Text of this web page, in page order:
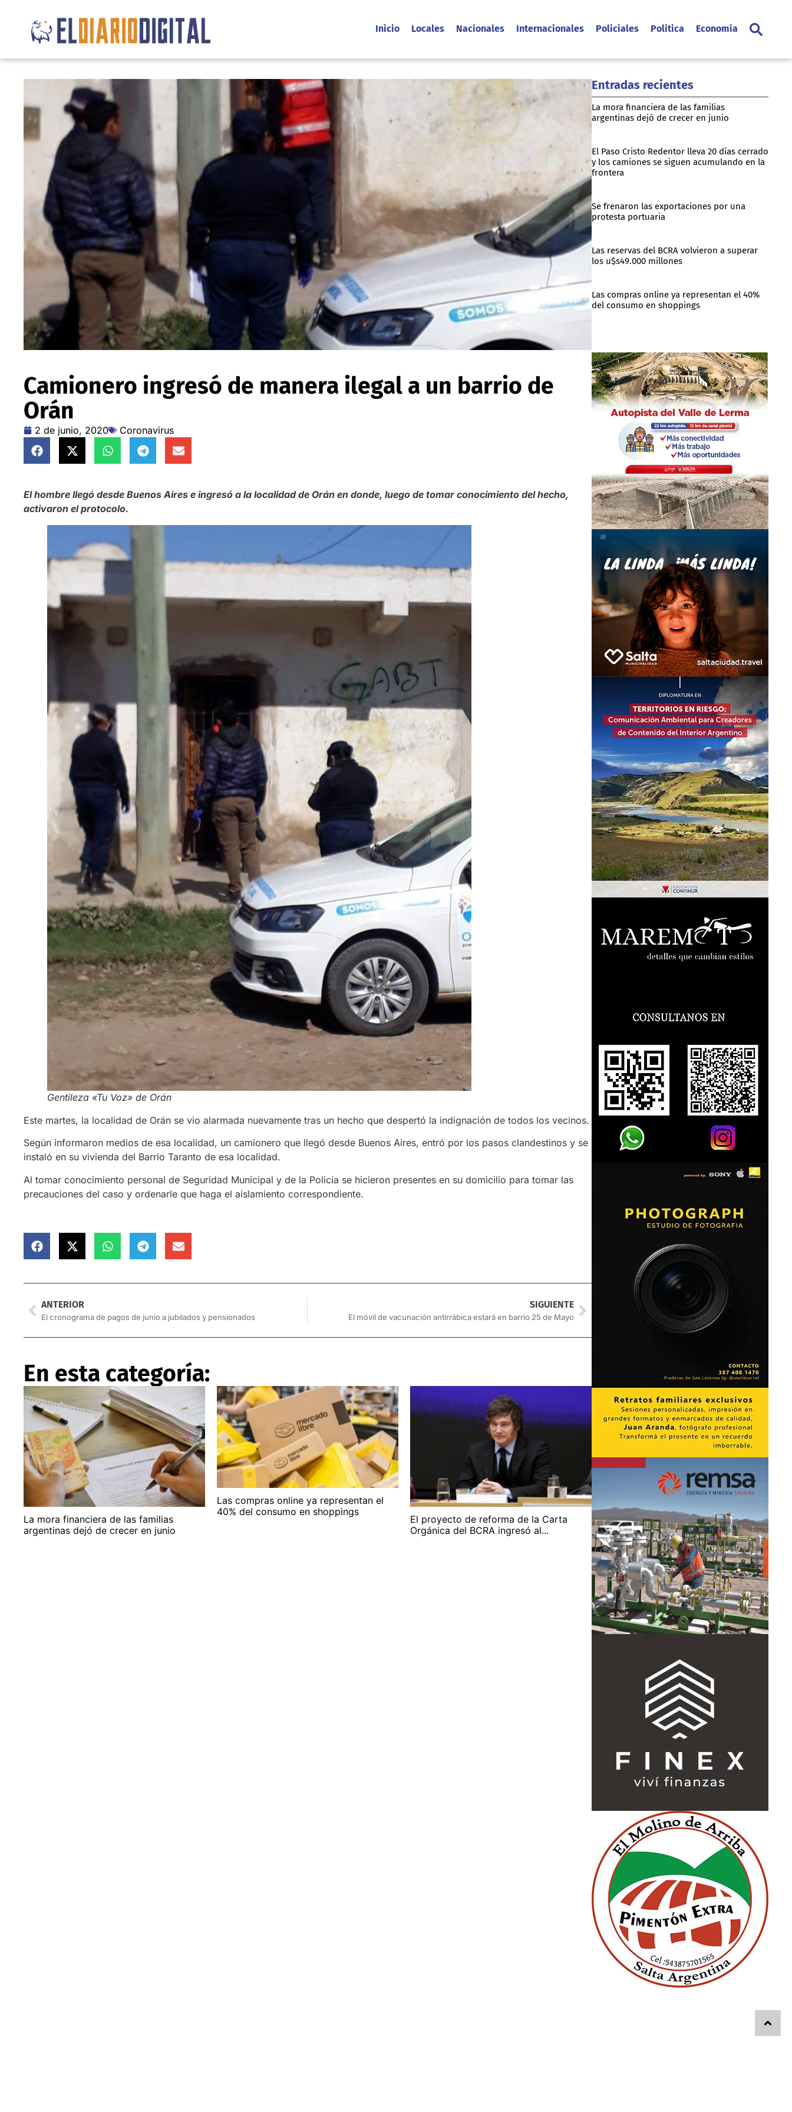
Inicio Locales Nacionales Internacionales Policiales Politica Economía
Camionero ingresó de manera ilegal a un barrio de
Orán
2 de junio, 2020 Coronavirus
El hombre llegó desde Buenos Aires e ingresó a la localidad de Orán en donde, luego de tomar conocimiento del hecho,
activaron el protocolo.
Gentileza «Tu Voz» de Orán
Este martes, la localidad de Orán se vio alarmada nuevamente tras un hecho que despertó la indignación de todos los vecinos.
Según informaron medios de esa localidad, un camionero que llegó desde Buenos Aires, entró por los pasos clandestinos y se
instaló en su vivienda del Barrio Taranto de esa localidad.
Al tomar conocimiento personal de Seguridad Municipal y de la Policía se hicieron presentes en su domicilio para tomar las
precauciones del caso y ordenarle que haga el aislamiento correspondiente.
ANTERIOR
El cronograma de pagos de junio a jubilados y pensionados
SIGUIENTE
El móvil de vacunación antirrábica estará en barrio 25 de Mayo
En esta categoría:
La mora financiera de las familias
argentinas dejó de crecer en junio
Las compras online ya representan el
40% del consumo en shoppings
El proyecto de reforma de la Carta
Orgánica del BCRA ingresó al...
Entradas recientes
La mora financiera de las familias
argentinas dejó de crecer en junio
El Paso Cristo Redentor lleva 20 días cerrado
y los camiones se siguen acumulando en la
frontera
Se frenaron las exportaciones por una
protesta portuaria
Las reservas del BCRA volvieron a superar
los u$s49.000 millones
Las compras online ya representan el 40%
del consumo en shoppings